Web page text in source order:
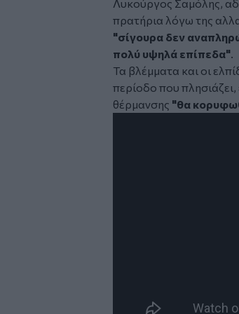
Λυκούργος Σαμόλης,
πρατήρια λόγω της
"σίγουρα δεν
πολύ υψηλά επίπεδα".
Τα βλέμματα και οι
περίοδο που
θέρμανσης "θα